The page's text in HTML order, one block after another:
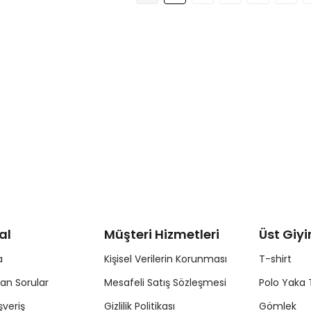
Sorular
Müşteri Hizmetleri
Kişisel Verilerin Korunması
Mesafeli Satış Sözleşmesi
Gizlilik Politikası
Üst
T-shirt
Polo Yaka
Gömlek